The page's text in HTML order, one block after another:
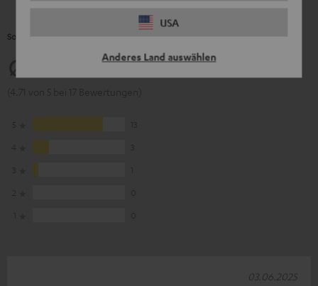
USA
Anderes Land auswählen
So bewerten Kunden dieses Produkt
03.06.2025